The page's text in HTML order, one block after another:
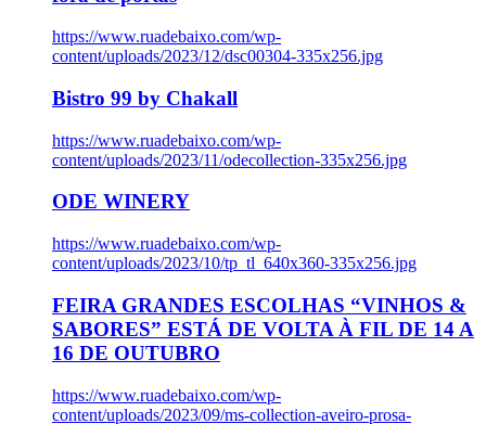
https://www.ruadebaixo.com/wp-
content/uploads/2023/12/dsc00304-335x256.jpg
Bistro 99 by Chakall
https://www.ruadebaixo.com/wp-
content/uploads/2023/11/odecollection-335x256.jpg
ODE WINERY
https://www.ruadebaixo.com/wp-
content/uploads/2023/10/tp_tl_640x360-335x256.jpg
FEIRA GRANDES ESCOLHAS “VINHOS &
SABORES” ESTÁ DE VOLTA À FIL DE 14 A
16 DE OUTUBRO
https://www.ruadebaixo.com/wp-
content/uploads/2023/09/ms-collection-aveiro-prosa-